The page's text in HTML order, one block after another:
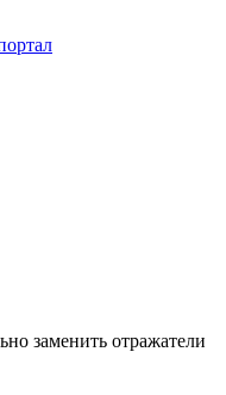
заменить отражатели